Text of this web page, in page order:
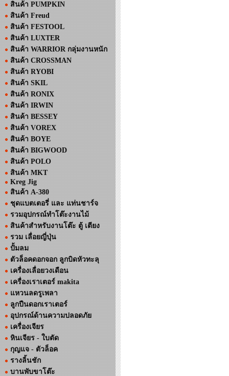
สินค้า PUMPKIN
สินค้า Freud
สินค้า FESTOOL
สินค้า LUXTER
สินค้า WARRIOR กลุ่มงานหนัก
สินค้า CROSSMAN
สินค้า RYOBI
สินค้า SKIL
สินค้า RONIX
สินค้า IRWIN
สินค้า BESSEY
สินค้า VOREX
สินค้า BOYE
สินค้า BIGWOOD
สินค้า POLO
สินค้า MKT
Kreg Jig
สินค้า A-380
ชุดแบตเตอรี่ และ แท่นชาร์จ
รวมอุปกรณ์ทำโต๊ะงานไม้
สินค้าสำหรับงานโต๊ะ ตู้ เตียง
รวม เลื่อยญี่ปุ่น
ปั้มลม
ตัวล็อคดอกจอก ลูกบิดหัวทะลุ
เครื่องเลื่อยวงเดือน
เครื่องเราเตอร์ makita
แหวนลดรูเพลา
ลูกปืนดอกเราเตอร์
อุปกรณ์ด้านความปลอดภัย
เครื่องเจียร
หินเจียร - ใบตัด
กุญแจ - ตัวล็อค
รางลิ้นชัก
บานพับขาโต๊ะ